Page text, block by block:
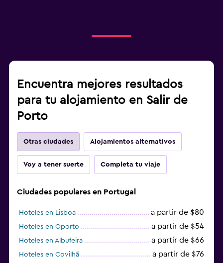
Encuentra mejores resultados
para tu alojamiento en Salir de
Porto
Otras ciudades Alojamientos alternativos
Voy a tener suerte Completa tu viaje
Ciudades populares en Portugal
Hoteles en Lisboa a partir de $80
Hoteles en Oporto a partir de $54
Hoteles en Albufeira a partir de $66
Hoteles en Covilhã a partir de $76